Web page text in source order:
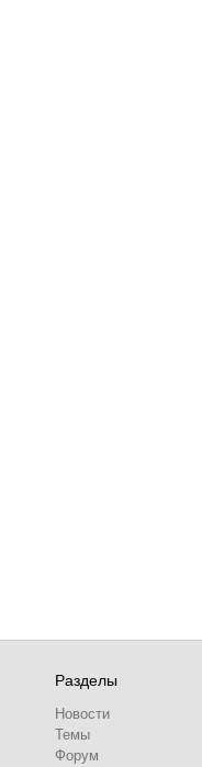
Разделы
Новости
Темы
Форум